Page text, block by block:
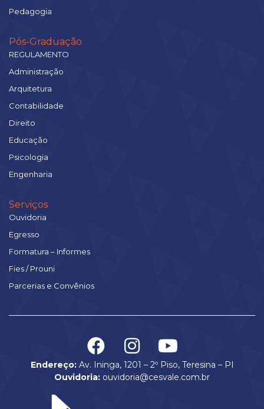
Pedagogia
Pós-Graduação
REGULAMENTO
Administração
Arquitetura
Contabilidade
Direito
Educação
Psicologia
Engenharia
Serviços
Ouvidoria
Egresso
Formatura – Informes
Fies / Prouni
Parcerias e Convênios
Endereço:Av. Ininga, 1201 – 2º Piso, Teresina – PI
Ouvidoria: ouvidoria@cesvale.com.br